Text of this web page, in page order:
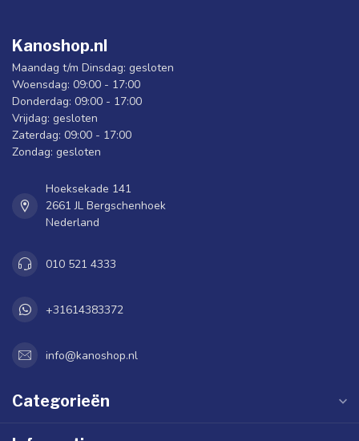
Kanoshop.nl
Maandag t/m Dinsdag: gesloten
Woensdag: 09:00 - 17:00
Donderdag: 09:00 - 17:00
Vrijdag: gesloten
Zaterdag: 09:00 - 17:00
Zondag: gesloten
Hoeksekade 141
2661 JL Bergschenhoek
Nederland
010 521 4333
+31614383372
info@kanoshop.nl
Categorieën